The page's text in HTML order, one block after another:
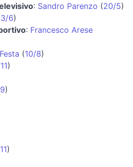
: Sandro Parenzo (20/5)
3/6)
: Francesco Arese
(10/8)
)
)
)